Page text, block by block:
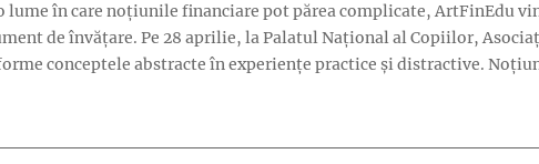
în care noțiunile financiare pot părea complicate, ArtFinEdu
de învățare. Pe 28 aprilie, la Palatul Național al Copiilor,
conceptele abstracte în experiențe practice și distractive.